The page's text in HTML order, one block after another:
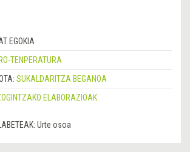
EGOKIA
TENPERATURA
SUKALDARITZA BEGANOA
ELABORAZIOAK
Urte osoa